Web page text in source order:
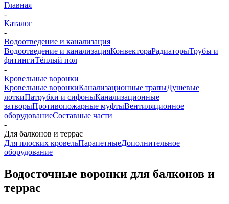
Главная
-
Каталог
-
Водоотведение и канализация
Водоотведение и канализацияКонвектораРадиаторыТрубы и
фитингиТёплый пол
-
Кровельные воронки
Кровельные воронкиКанализационные трапыДушевые
лоткиПатрубки и сифоныКанализационные
затворыПротивопожарные муфтыВентиляционное
оборудованиеСоставные части
-
Для балконов и террас
Для плоских кровельПарапетныеДополнительное
оборудование
Водосточные воронки для балконов и
террас